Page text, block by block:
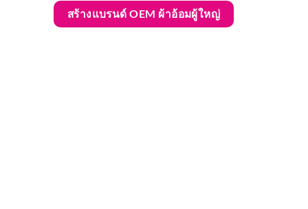
สร้างแบรนด์ OEM ผ้าอ้อมผู้ใหญ่